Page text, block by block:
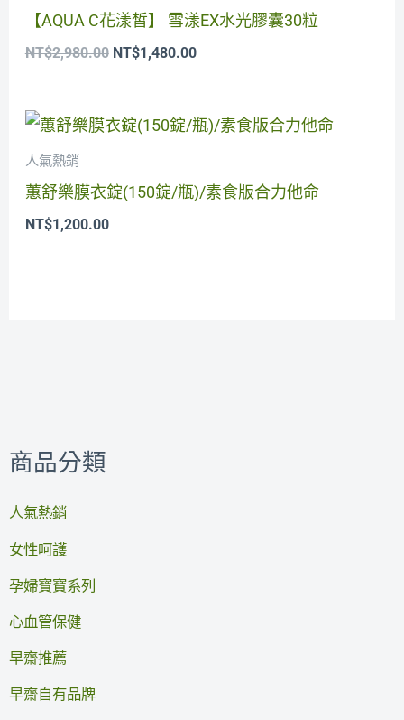
商品分類
人氣熱銷
女性呵護
孕婦寶寶系列
心血管保健
早齋推薦
早齋自有品牌
【AQUA C花漾皙】 雪漾EX水光膠囊30粒
NT$2,980.00 NT$1,480.00
人氣熱銷
蕙舒樂膜衣錠(150錠/瓶)/素食版合力他命
NT$1,200.00